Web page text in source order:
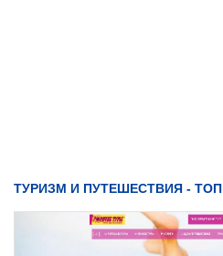
ТУРИЗМ И ПУТЕШЕСТВИЯ - ТОП